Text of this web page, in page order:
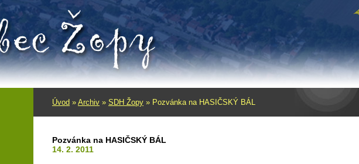
Úvod » Archiv » SDH Žopy » Pozvánka na HASIČSKÝ BÁL
Pozvánka na HASIČSKÝ BÁL
14. 2. 2011